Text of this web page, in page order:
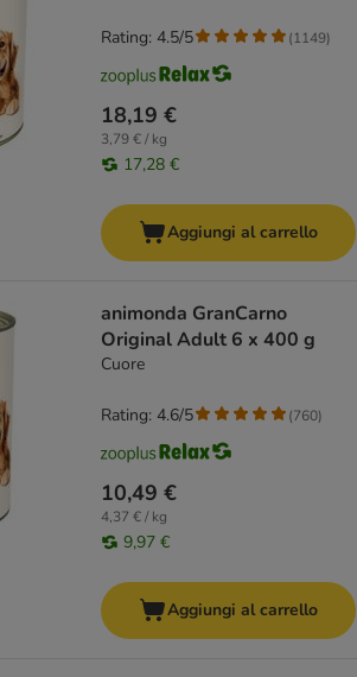
18,19 €
3,79 € / kg
17,28 €
Rating: 4.5/5 (1149)
Aggiungi al carrello
animonda GranCarno
Original Adult 6 x 400 g
Cuore
10,49 €
4,37 € / kg
9,97 €
Rating: 4.6/5 (760)
Aggiungi al carrello